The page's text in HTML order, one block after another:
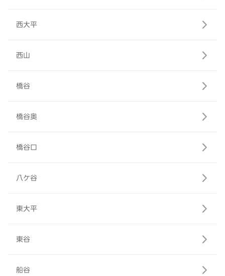
西大平
西山
橋谷
橋谷奥
橋谷口
八ケ谷
東大平
東谷
船谷